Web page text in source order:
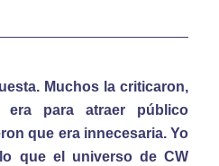
Muchos la criticaron,
era para atraer público
que era innecesaria. Yo
que el universo de CW